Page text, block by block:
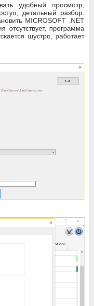
удобный просмотр,
детальный разбор.
MICROSOFT .NET
отсутствует, программа
шустро, работает